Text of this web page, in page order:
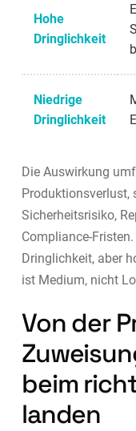
Hohe
Dringlichkeit
Niedrige
Dringlichkeit
Die Auswirkung
Produktionsverlust,
Sicherheitsrisiko,
Compliance-
Dringlichkeit, aber
ist Medium, nicht
Von der
beim
landen